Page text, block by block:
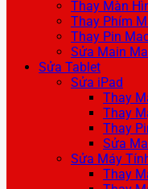
Thay Màn
Thay Phím
Thay Pin
Sửa Main
Sửa Tablet
Sửa iPad
Thay
Thay
Thay
Sửa
Sửa Máy
Thay